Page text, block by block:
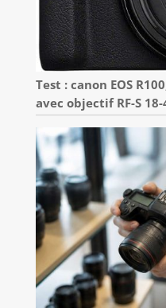
Test : canon EOS
avec objectif RF-S